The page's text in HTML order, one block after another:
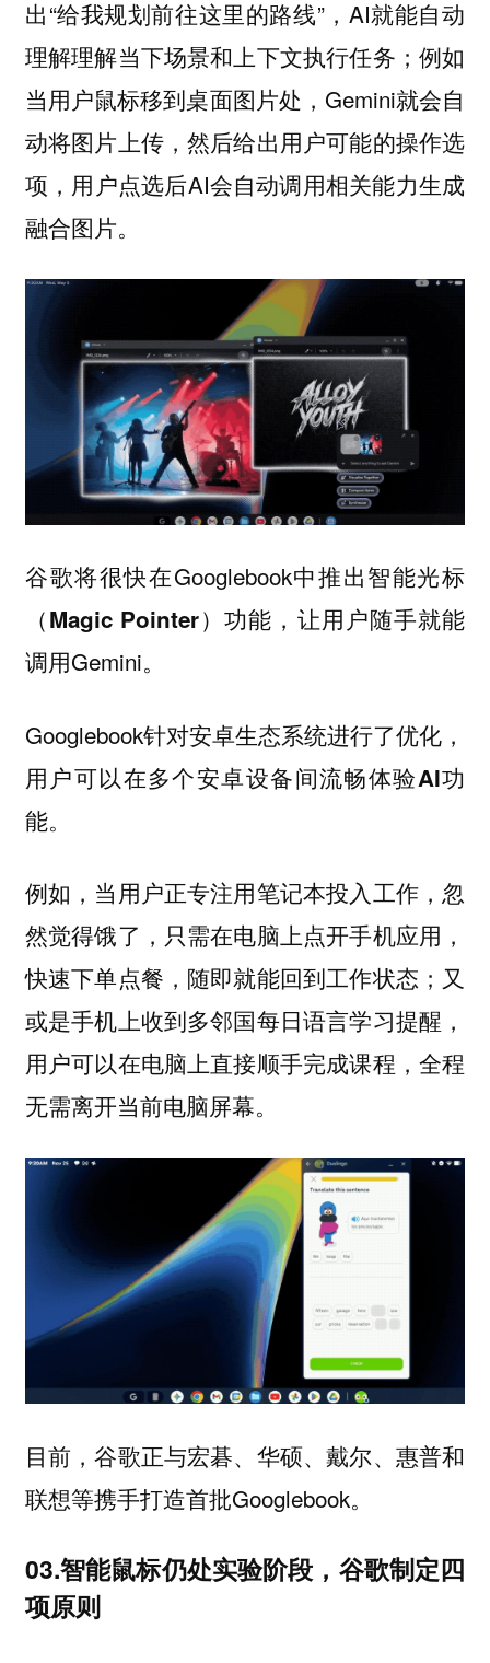
出“给我规划前往这里的路线”，AI就能自动
理解理解当下场景和上下文执行任务；例如
当用户鼠标移到桌面图片处，Gemini就会自
动将图片上传，然后给出用户可能的操作选
项，用户点选后AI会自动调用相关能力生成
融合图片。
谷歌将很快在Googlebook中推出智能光标
（Magic Pointer）功能 ，让用户随手就能
调用Gemini。
Googlebook针对安卓生态系统进行了优化，
用户可以在多个安卓设备间流畅体验AI功
能。
例如，当用户正专注用笔记本投入工作，忽
然觉得饿了，只需在电脑上点开手机应用，
快速下单点餐，随即就能回到工作状态；又
或是手机上收到多邻国每日语言学习提醒，
用户可以在电脑上直接顺手完成课程，全程
无需离开当前电脑屏幕。
目前，谷歌正与宏碁、华硕、戴尔、惠普和
联想等携手打造首批Googlebook。
03.智能鼠标仍处实验阶段，谷歌制定四
项原则